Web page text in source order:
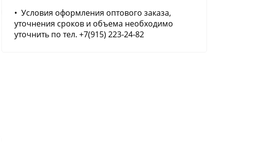
• Условия оформления оптового заказа,
уточнения сроков и объема необходимо
уточнить по тел. +7(915) 223-24-82